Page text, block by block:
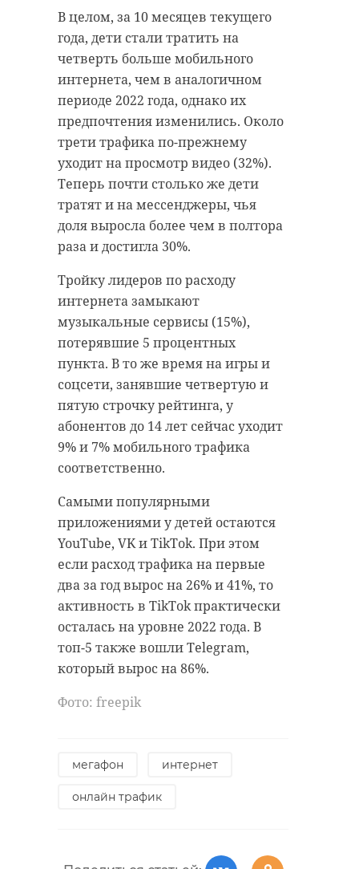
В целом, за 10 месяцев текущего
года, дети стали тратить на
четверть больше мобильного
интернета, чем в аналогичном
периоде 2022 года, однако их
предпочтения изменились. Около
трети трафика по-прежнему
уходит на просмотр видео (32%).
Теперь почти столько же дети
тратят и на мессенджеры, чья
доля выросла более чем в полтора
раза и достигла 30%.
Тройку лидеров по расходу
интернета замыкают
музыкальные сервисы (15%),
потерявшие 5 процентных
пункта. В то же время на игры и
соцсети, занявшие четвертую и
пятую строчку рейтинга, у
абонентов до 14 лет сейчас уходит
9% и 7% мобильного трафика
соответственно.
Самыми популярными
приложениями у детей остаются
YouTube, VK и TikTok. При этом
если расход трафика на первые
два за год вырос на 26% и 41%, то
активность в TikTok практически
осталась на уровне 2022 года. В
топ-5 также вошли Telegram,
который вырос на 86%.
Фото: freepik
мегафон интернет
онлайн трафик
Фото: 47channel
выборг профориентация
Поделиться статьей:
РЕКОМЕНДУЕМ
Пассажиры
жалуются на
переполненные
"Ласточки" до Вы
30 июля, 10:21
В Выборге
детског ...
30 июля, 13:08
Петербург | Питер Онлайн | СПб"
во "ВКонтакте". По
предварительным данным,
водитель "Фольксвагена" погиб на
месте от полученных травм.
Сообщается также о пострадавших
пассажирах, среди которых
ребенок.
Точные причины произошедшего
не сообщались. На месте работают
сотрудники скорой и
правоохранительных органов.
!видео
смертельная авария
Поделиться статьей: